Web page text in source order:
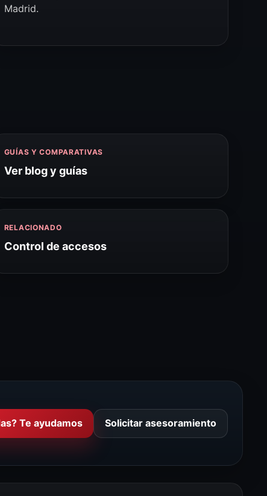
Madrid.
GUÍAS Y COMPARATIVAS
Ver blog y guías
RELACIONADO
Control de accesos
Te ayudamos Solicitar asesoramiento